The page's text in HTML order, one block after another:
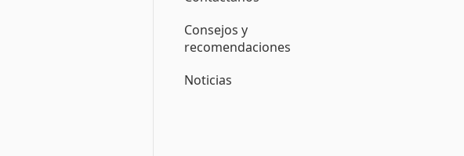
Consejos y
recomendaciones
Noticias